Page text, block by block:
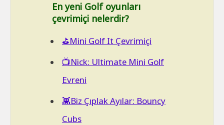
En yeni Golf oyunları
çevrimiçi nelerdir?
⛳Mini Golf It Çevrimiçi
📺Nick: Ultimate Mini Golf
Evreni
👾Biz Çıplak Ayılar: Bouncy
Cubs